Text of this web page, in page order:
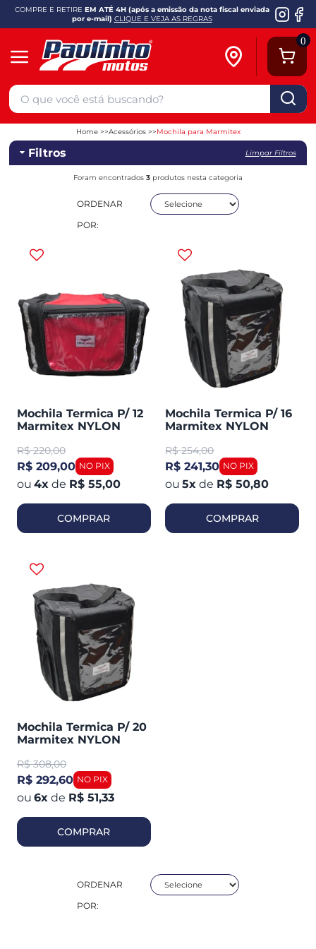
COMPRE E RETIRE EM ATÉ 4H (após a emissão da nota fiscal enviada
por e-mail) CLIQUE E VEJA AS REGRAS
0
Home Acessórios Mochila para Marmitex
Filtros Limpar Filtros
Foram encontrados 3 produtos nesta categoria
ORDENAR
POR:
Mochila Termica P/ 12
Marmitex NYLON
R$ 220,00
R$ 209,00
4x de R$ 55,00
COMPRAR
Mochila Termica P/ 16
Marmitex NYLON
R$ 254,00
R$ 241,30
5x de R$ 50,80
COMPRAR
Mochila Termica P/ 20
Marmitex NYLON
R$ 308,00
R$ 292,60
6x de R$ 51,33
COMPRAR
ORDENAR
POR: